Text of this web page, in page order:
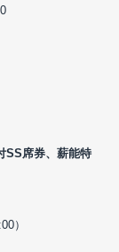
SS席券、薪能特
）